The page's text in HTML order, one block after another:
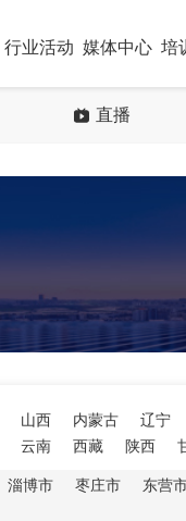
行业活动 媒体中心 培
直播
山西 内蒙古
辽宁
云南 西藏 陕西
淄博市 枣庄市
东营